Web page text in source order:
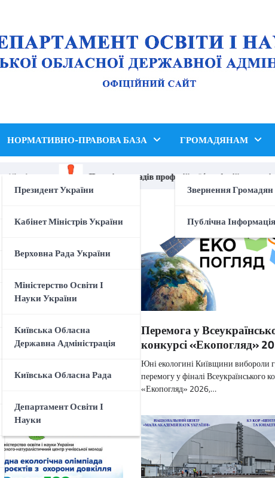
НОРМАТИВНО-ПРАВОВА БАЗА
Президент України
Кабінет Міністрів України
Верховна Рада України
Міністерство Освіти І
Науки України
Київська Обласна
Державна Адміністрація
Київська Обласна Рада
Департамент Освіти І
Науки
ГРОМАДЯНАМ
Звернення Громадян
Публічна Інформація
Перелік закладів професійної (професійно-
«Лідери змін: від
– територія драйву,
лідерства
року у Переяславському будинку
Перемога у
конкурсі «Екопогляд»
Юні екологині Київщини вибороли
перемогу у фіналі Всеукраїнського
«Екопогляд» 2026,…